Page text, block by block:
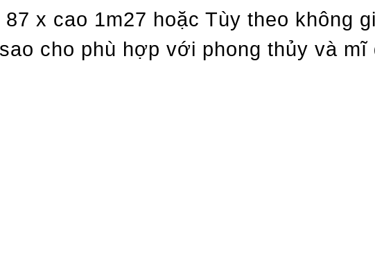
87 x cao 1m27 hoặc Tùy theo không
cho phù hợp với phong thủy và mĩ